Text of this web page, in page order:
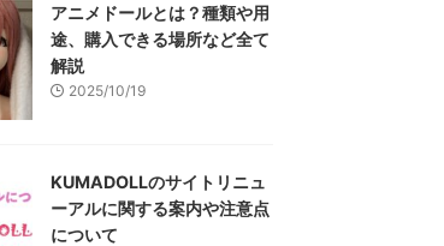
アニメドールとは？種類や用
途、購入できる場所など全て
解説
2025/10/19
KUMADOLLのサイトリニュ
ーアルに関する案内や注意点
について